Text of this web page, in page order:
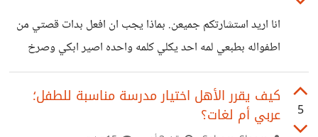
التفوق والتحصيل الدراسي في الولايات المتحدة فرجحت كفة
الميزان لصالح الإناث والمفاجأة النسبة ثلثين الى الثلث كما عندنا
انا اريد استشارتكم جميعن. بماذا يجب ان افعل بدات قصتي من
اطفواله بطبعي لمه احد يكلي كلمه واحده اصير ابكي وصرخ
وطبعن جنت طفله وناس متهتم لطفل كبرت وكبرت معي شغلات
انو اتذا والمشكلاء انو هيه اصلان المشكلاه مو بيه بناس الي
حواليه يعني الي معاشرتهم مو متفهمين وكلامهم يجرحني همه
5
كيف يقرر الأهل اختيار مدرسة مناسبة للطفل؛
عربي أم لغات؟